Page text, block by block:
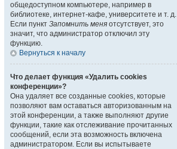
общедоступном компьютере, например в
библиотеке, интернет-кафе, университете и т. д.
Если пункт Запомнить меня отсутствует, это
значит, что администратор отключил эту
функцию.
Вернуться к началу
Что делает функция «Удалить cookies
конференции»?
Она удаляет все созданные cookies, которые
позволяют вам оставаться авторизованным на
этой конференции, а также выполняют другие
функции, такие как отслеживание прочитанных
сообщений, если эта возможность включена
администратором. Если вы испытываете